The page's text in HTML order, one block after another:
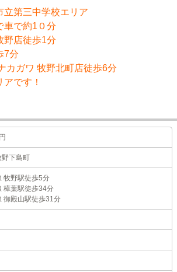
第三中学校エリア
で約1０分
店徒歩1分
7分
カガワ 牧野北町店徒歩6分
です！
野下島町
牧野駅徒歩5分
樟葉駅徒歩34分
御殿山駅徒歩31分